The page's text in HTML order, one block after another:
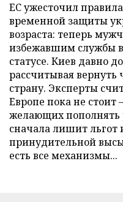
ЕС ужесточил
временной защиты
возраста: теперь
избежавшим службы в
статусе. Киев давно
рассчитывая вернуть
страну. Эксперты
Европе пока не стоит
желающих пополнять
сначала лишит
принудительной
есть все механизмы...